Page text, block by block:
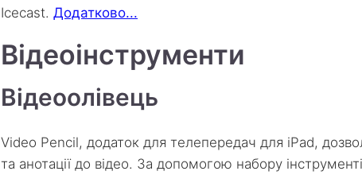
Icecast. Додатково...
Відеоінструменти
Відеоолівець
Video Pencil, додаток для телепередач для iPad,
та анотації до відео. За допомогою набору